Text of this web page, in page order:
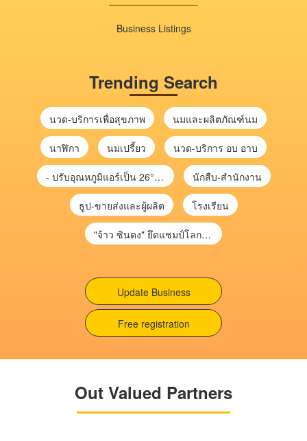
Business Listings
Trending Search
นวด-บริการเพื่อสุขภาพ นมและผลิตภัณฑ์นม
นาฬิกา นมเปรี้ยว นวด-บริการ อบ อาบ
- ปรับอุณหภูมิแอร์เป็น 26°C ช่วยลดไฟฟ้าได้ จะช่วยลดค่าไฟประมาณ 10% นักสืบ-สำนักงาน
ธูป-ขายส่งและผู้ผลิต โรงเรียน
"จ้าว ซินตง" ยึดแชมป์โลกสนุกเกอร์ จารึกประวัติศาสตร์คนแรกเอเชีย
Update Business
Free registration
Out Valued Partners